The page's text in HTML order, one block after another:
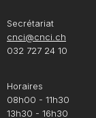
Secrétariat
cnci@cnci.ch
032 727 24 10
Horaires
08h00 - 11h30
13h30 - 16h30